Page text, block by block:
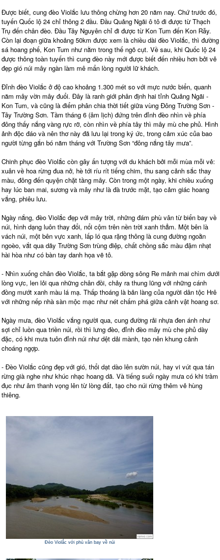
Được biết, cung đèo Violắc lưu thông chừng hơn 20 năm nay. Chứ trước đó,
tuyến Quốc lộ 24 chỉ thông 2 đầu. Đầu Quảng Ngãi ô tô đi được từ Thạch
Trụ đến chân đèo. Đầu Tây Nguyên chỉ đi được từ Kon Tum đến Kon Rẫy.
Còn lại đoạn giữa khoảng 50km được xem là chiều dài đèo Violắc, thì đường
sá hoang phế, Kon Tum như nằm trong thế ngõ cụt. Về sau, khi Quốc lộ 24
được thông toàn tuyến thì cung đèo này mới được biết đến nhiều hơn bởi vẻ
đẹp gió núi mây ngàn làm mê mẩn lòng người lữ khách.
Đỉnh đèo Violắc ở độ cao khoảng 1.300 mét so với mực nước biển, quanh
năm mây vờn mây đuổi. Đây là ranh giới phân định hai tỉnh Quảng Ngãi -
Kon Tum, và cũng là điểm phân chia thời tiết giữa vùng Đông Trường Sơn -
Tây Trường Sơn. Tầm tháng 6 (âm lịch) đứng trên đỉnh đèo nhìn về phía
đông thấy nắng vàng rực rỡ, còn nhìn về phía tây thì mây mù che phủ. Hình
ảnh độc đáo và nên thơ này đã lưu lại trong ký ức, trong cảm xúc của bao
người từng gắn bó năm tháng với Trường Sơn “đông nắng tây mưa”.
Chinh phục đèo Violắc còn gây ấn tượng với du khách bởi mỗi mùa mỗi vẻ:
xuân về hoa rừng đua nở, hè tới ríu rít tiếng chim, thu sang cảnh sắc thay
màu, đông đến quyện chặt tầng mây. Còn trong một ngày, khi chiều xuống
hay lúc ban mai, sương và mây như là đà trước mặt, tạo cảm giác hoang
vắng, phiêu lưu.
Ngày nắng, đèo Violắc đẹp với mây trời, những đám phù vân từ biển bay về
núi, hình dạng luôn thay đổi, nổi cộm trên nền trời xanh thẳm. Một bên là
vách núi, một bên vực xanh, lấp ló qua rặng thông là cung đường ngoằn
ngoèo, vắt qua dãy Trường Sơn trùng điệp, chất chồng sắc màu đậm nhạt
hài hòa như có bàn tay danh họa vẽ tô.
- Nhìn xuống chân đèo Violắc, ta bắt gặp dòng sông Re mảnh mai chìm dưới
lòng vực, len lỏi qua những chân đồi, chảy ra thung lũng với những cánh
đồng mướt xanh màu lá mạ. Thấp thoáng là bản làng của người dân tộc Hrê
với những nếp nhà sàn mộc mạc như nét chấm phá giữa cảnh vật hoang sơ.
Ngày mưa, đèo Violắc vắng người qua, cung đường rải nhựa đen ánh như
sợi chỉ luồn qua triền núi, rồi thì lưng đèo, đỉnh đèo mây mù che phủ dày
đặc, có khi mưa tuôn đỉnh núi như dệt dải mành, tạo nên khung cảnh
choáng ngợp.
- Đèo Violắc cũng đẹp với gió, thổi dạt dào lên sườn núi, hay vi vút qua tán
rừng già nghe như khúc nhạc hoang dã. Và tiếng suối ngày mưa có khi trầm
đục như âm thanh vọng lên từ lòng đất, tạo cho núi rừng thêm vẻ hùng
thiêng.
Đèo Violắc với phù vân bay về núi